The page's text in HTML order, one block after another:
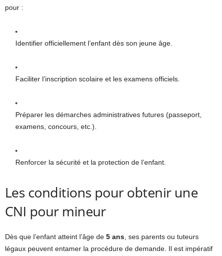
pour :
Identifier officiellement l’enfant dès son jeune âge.
Faciliter l’inscription scolaire et les examens officiels.
Préparer les démarches administratives futures (passeport,
examens, concours, etc.).
Renforcer la sécurité et la protection de l’enfant.
Les conditions pour obtenir une
CNI pour mineur
Dès que l’enfant atteint l’âge de 5 ans , ses parents ou tuteurs
légaux peuvent entamer la procédure de demande. Il est impératif